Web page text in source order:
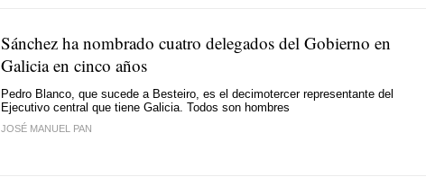
Sánchez ha nombrado cuatro delegados del Gobierno en
Galicia en cinco años
Pedro Blanco, que sucede a Besteiro, es el decimotercer representante del
Ejecutivo central que tiene Galicia. Todos son hombres
JOSÉ MANUEL PAN